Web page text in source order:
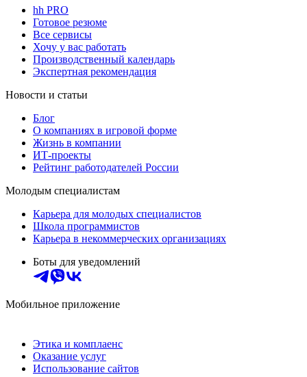
hh PRO
Готовое резюме
Все сервисы
Хочу у вас работать
Производственный календарь
Экспертная рекомендация
Новости и статьи
Блог
О компаниях в игровой форме
Жизнь в компании
ИТ-проекты
Рейтинг работодателей России
Молодым специалистам
Карьера для молодых специалистов
Школа программистов
Карьера в некоммерческих организациях
Боты для уведомлений
Мобильное приложение
Этика и комплаенс
Оказание услуг
Использование сайтов